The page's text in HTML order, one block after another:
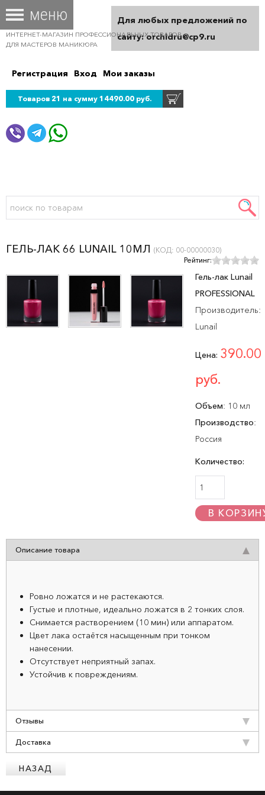
ИНТЕРНЕТ-МАГАЗИН ПРОФЕССИОНАЛЬНЫХ ТОВАРОВ
ДЛЯ МАСТЕРОВ МАНИКЮРА
Регистрация Вход Мои заказы
Товаров 21 на сумму 14490.00 руб.
ГЕЛЬ-ЛАК 66 LUNAIL 10МЛ (КОД: 00-00000030)
Рейтинг:
Гель-лак Lunail
PROFESSIONAL
Производитель:
Lunail
Цена: 390.00
руб.
Объем: 10 мл
Производство:
Россия
Количество:
Описание товара
Ровно ложатся и не растекаются.
Густые и плотные, идеально ложатся в 2 тонких слоя.
Снимается растворением (10 мин) или аппаратом.
Цвет лака остаётся насыщенным при тонком
нанесении.
Отсутствует неприятный запах.
Устойчив к повреждениям.
Отзывы
Доставка
Для любых предложений по
сайту: orchidru@cp9.ru